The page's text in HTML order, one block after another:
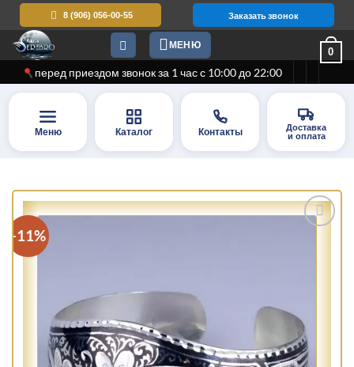
Skip
content
8 (906) 056-00-55 Заказать звонок
МЕНЮ
0
перед приездом звонок за 1 час с 10:00 до 22:00
Меню Каталог Контакты
Доставка
и оплата
-11%